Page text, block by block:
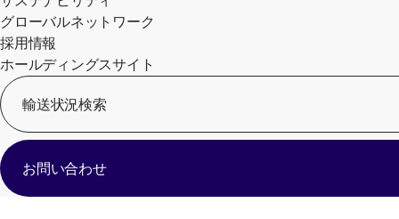
グローバルネットワーク
採用情報
ホールディングスサイト
輸送状況検索
お問い合わせ